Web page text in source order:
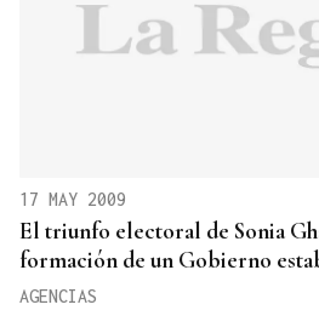
17 MAY 2009
El triunfo electoral de Sonia
formación de un Gobierno
AGENCIAS